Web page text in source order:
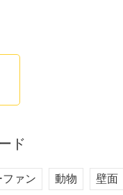
ド
ァン 動物 壁面